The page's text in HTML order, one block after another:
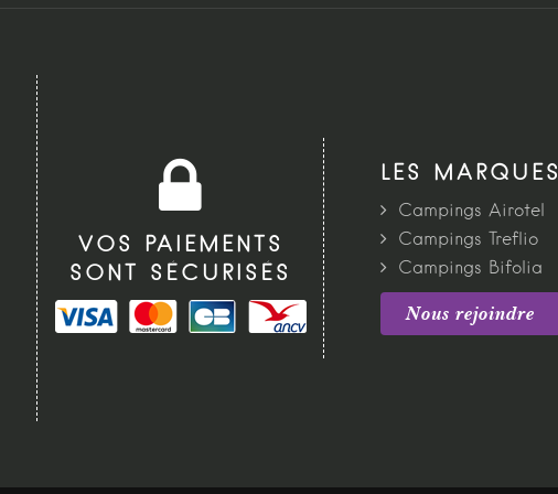
VOS PAIEMENTS
SONT SÉCURISÉS
LES MARQUES
Campings Airotel
Campings Treflio
Campings Bifolia
Nous rejoindre